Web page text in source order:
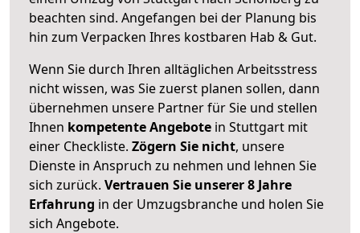
beachten sind. Angefangen bei der Planung bis
hin zum Verpacken Ihres kostbaren Hab & Gut.
Wenn Sie durch Ihren alltäglichen Arbeitsstress
nicht wissen, was Sie zuerst planen sollen, dann
übernehmen unsere Partner für Sie und stellen
Ihnen kompetente Angebote in Stuttgart mit
einer Checkliste. Zögern Sie nicht, unsere
Dienste in Anspruch zu nehmen und lehnen Sie
sich zurück. Vertrauen Sie unserer 8 Jahre
Erfahrung in der Umzugsbranche und holen Sie
sich Angebote.